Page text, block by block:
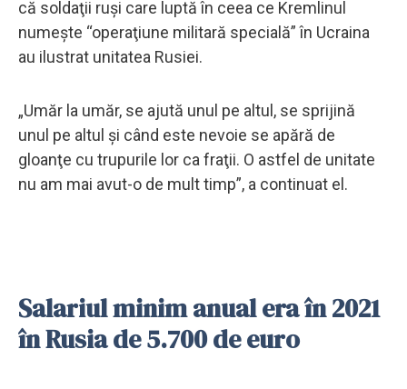
că soldaţii ruşi care luptă în ceea ce Kremlinul
numeşte “operaţiune militară specială” în Ucraina
au ilustrat unitatea Rusiei.
„Umăr la umăr, se ajută unul pe altul, se sprijină
unul pe altul şi când este nevoie se apără de
gloanţe cu trupurile lor ca fraţii. O astfel de unitate
nu am mai avut-o de mult timp”, a continuat el.
Salariul minim anual era în 2021
în Rusia de 5.700 de euro